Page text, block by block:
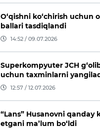
O‘qishni ko‘chirish uchun
ballari tasdiqlandi
14:52 / 09.07.2026
Superkompyuter JCH
uchun taxminlarni
12:57 / 12.07.2026
“Lans” Husanovni qanday
etgani ma’lum bo‘ldi